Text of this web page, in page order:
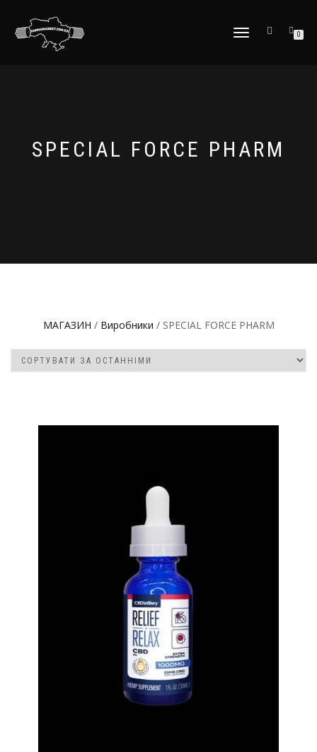
МОБІЛЬНЕ
0
SPECIAL FORCE PHARM
МАГАЗИН / Виробники / SPECIAL FORCE PHARM